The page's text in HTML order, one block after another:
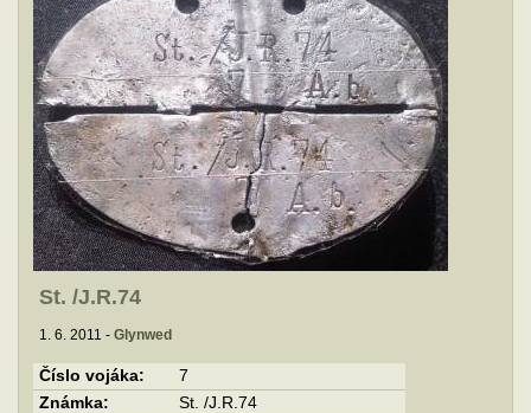
St. /J.R.74
1. 6. 2011 - Glynwed
Číslo vojáka:
7
Známka:
St. /J.R.74